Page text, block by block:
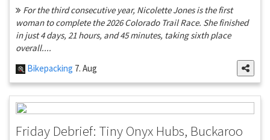
For the third consecutive year, Nicolette Jones is the first
woman to complete the 2026 Colorado Trail Race. She finished
in just 4 days, 21 hours, and 45 minutes, taking sixth place
overall....
Bikepacking 7. Aug
Friday Debrief: Tiny Onyx Hubs, Buckaroo